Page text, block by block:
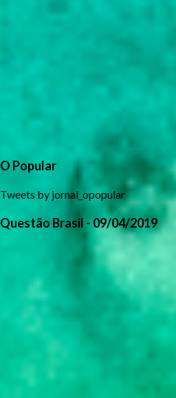
O Popular
Tweets by jornal_opopular
Questão Brasil - 09/04/2019